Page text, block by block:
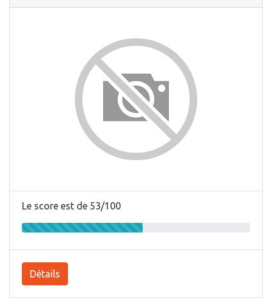
Le score est de 53/100
Détails